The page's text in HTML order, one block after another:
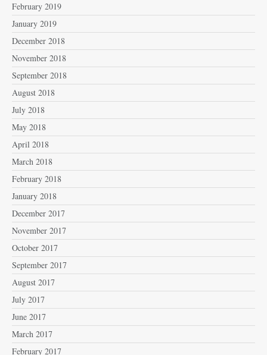
February 2019
January 2019
December 2018
November 2018
September 2018
August 2018
July 2018
May 2018
April 2018
March 2018
February 2018
January 2018
December 2017
November 2017
October 2017
September 2017
August 2017
July 2017
June 2017
March 2017
February 2017